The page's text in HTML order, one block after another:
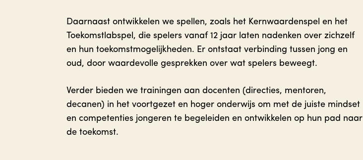
Daarnaast ontwikkelen we spellen, zoals het Kernwaardenspel en het
Toekomstlabspel, die spelers vanaf 12 jaar laten nadenken over zichzelf
en hun toekomstmogelijkheden. Er ontstaat verbinding tussen jong en
oud, door waardevolle gesprekken over wat spelers beweegt.
Verder bieden we trainingen aan docenten (directies, mentoren,
decanen) in het voortgezet en hoger onderwijs om met de juiste mindset
en competenties jongeren te begeleiden en ontwikkelen op hun pad naar
de toekomst.